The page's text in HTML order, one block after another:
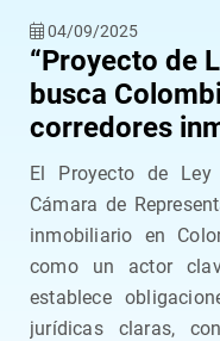
04/09/2025
“Proyecto de
busca
corredores
El Proyecto de
Cámara de
inmobiliario en
como un actor
establece
jurídicas claras,